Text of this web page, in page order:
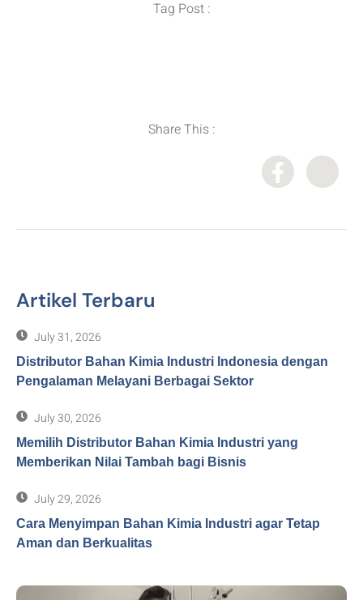
Tag Post :
Share This :
Artikel Terbaru
July 31, 2026
Distributor Bahan Kimia Industri Indonesia dengan
Pengalaman Melayani Berbagai Sektor
July 30, 2026
Memilih Distributor Bahan Kimia Industri yang
Memberikan Nilai Tambah bagi Bisnis
July 29, 2026
Cara Menyimpan Bahan Kimia Industri agar Tetap
Aman dan Berkualitas